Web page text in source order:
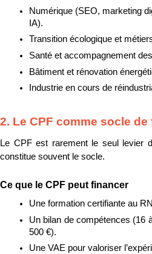
Numérique (SEO, marketing
IA).
Transition écologique et
Santé et accompagnement
Bâtiment et rénovation
Industrie en cours de
2. Le CPF comme socle
Le CPF est rarement le seul levier
constitue souvent le socle.
Ce que le CPF peut financer
Une formation certifiante au
Un bilan de compétences (16
500 €).
Une VAE pour valoriser